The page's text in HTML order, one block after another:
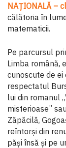
NAȚIONALĂ –
călătoria în
matematicii.
Pe parcursul
Limba română,
cunoscute de
respectatul
lui din romanul
misterioase”
Zăpăcilă,
reîntorși din
păși însă și pe